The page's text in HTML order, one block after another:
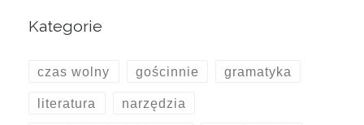
Kategorie
czas wolny gościnnie gramatyka
literatura narzędzia